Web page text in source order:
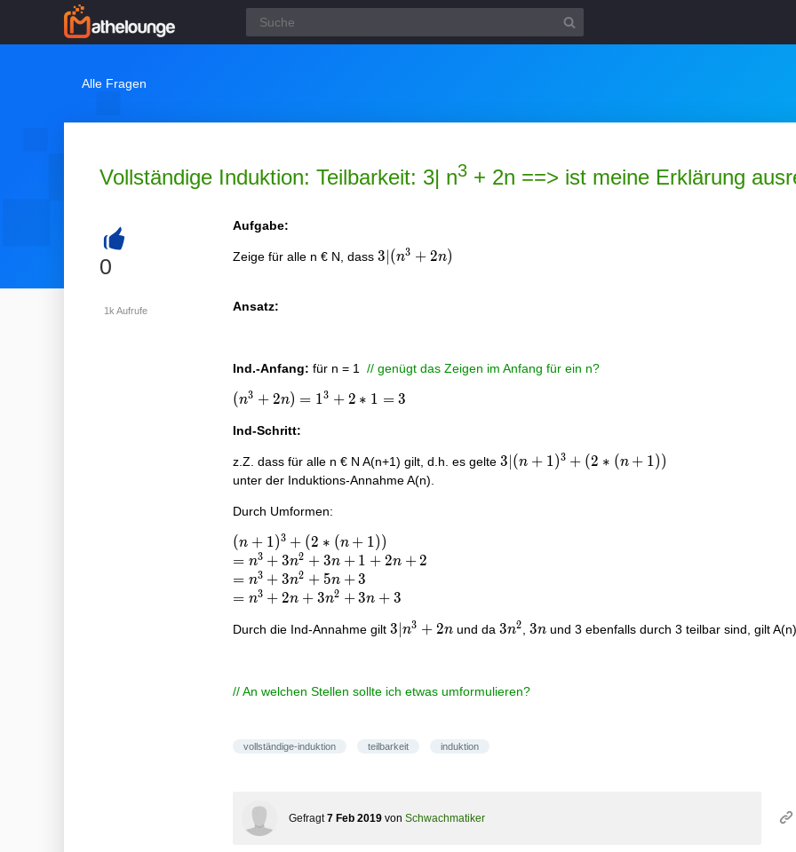
Alle Fragen
Vollständige Induktion: Teilbarkeit: 3| n3 + 2n ==> ist meine Erklärung
+
0
1k Aufrufe
Aufgabe:
Zeige für alle n € N, dass 3 |
3 (n3 + 2n)
Ansatz:
Ind.-Anfang: für n = 1 // genügt das Zeigen im Anfang für ein n?
(n^3
2n)
=
1^3
+
2*1
(n3 + 2n) = 13 + 2 ∗ 1 = 3
Ind-Schritt:
z.Z. dass für alle n € N A(n+1) gilt, d.h. es gelte 3 |
3 (n + 1)3 + (2 ∗ (n + 1) )
unter der Induktions-Annahme A(n).
Durch Umformen:
(n+1)^3
+ (2*
(n+1))
(n + 1)3 + (2 ∗ (n + 1) )
=
n^3
+
+ 3n
+ 2
= n3 + 3n2 + 3n + 1 + 2n +2
=
n^3
3n^2
= n3 + 3n2 + 5n +3
=
+ 2n
+ 3n
= n3 + 2n + 3n2 +3n + 3
Durch die Ind-Annahme gilt 3|n^3
3 n3 + 2nund da 3n^2
3n2 3n
3nund 3 ebenfalls durch 3 teilbar sind, gilt
// An welchen Stellen sollte ich etwas umformulieren?
vollständige-induktion teilbarkeit induktion
Gefragt 7 Feb 2019 von Schwachmatiker